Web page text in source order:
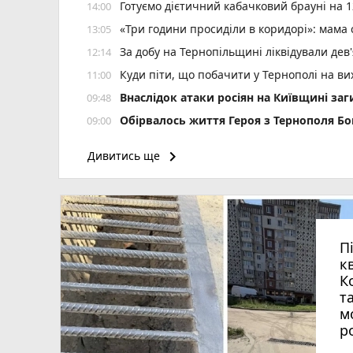
14:00 Готуємо дієтичний кабачковий брауні на
13:05 «Три години просиділи в коридорі»:
12:14 За добу на Тернопільщині ліквідували
11:00 Куди піти, що побачити у Тернополі на
09:48 Внаслідок атаки росіян на Київщині
09:00 Обірвалось життя Героя з Тернополя
21:00 Мітинги на підтримку Михайла
19:00 День міста в Тернополі: куди піти та
18:01 Штормове попередження оголосили на
17:40 Коли потрібно міняти мастило в АКПП:
Дивитись ще keyboard_arrow_right